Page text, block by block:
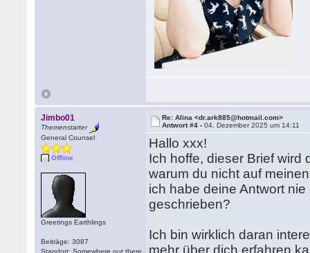
Jimbo01
Themenstarter
General Counsel
Offline
Greetings Earthlings
Beiträge: 3087
Standort: Somewhere out there
Re: Alina <dr.ark885@hotmail.com>
Antwort #4 -04. Dezember 2025 um 14:11
Hallo xxx!
Ich hoffe, dieser Brief wird
warum du nicht auf
ich habe deine Antwort
geschrieben?
Ich bin wirklich daran
mehr über dich erfahren